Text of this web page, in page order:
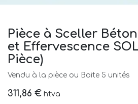
Pièce à Sceller
et Effervescence
Pièce)
Vendu à la pièce ou Boite 5 unités
311,86 € htva